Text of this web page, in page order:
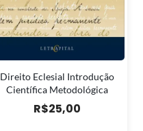
Direito Eclesial Introdução
Científica Metodológica
R$25,00